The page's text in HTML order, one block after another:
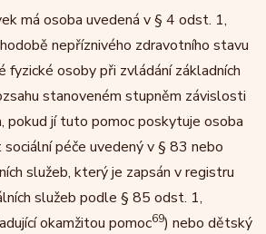
má osoba uvedená v § 4 odst. 1,
nepříznivého zdravotního stavu
fyzické osoby při zvládání základních
stanoveném stupněm závislosti
pokud jí tuto pomoc poskytuje osoba
péče uvedený v § 83 nebo
služeb, který je zapsán v registru
služeb podle § 85 odst. 1,
okamžitou pomoc69) nebo dětský